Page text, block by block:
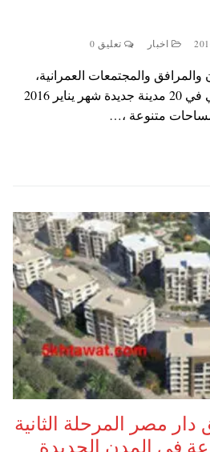
اخبار تعليق 0
والمجتمعات العمرانية،
طرح عدد من قطع الاراضي في 20 مدينة جديدة شهر يناير 2016
متنوعة ،…
مصر المرحلة الثانية
في المدن الجديدة